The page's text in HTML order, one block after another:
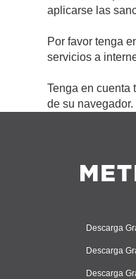
aplicarse las
Por favor tenga
servicios a
Tenga en cuenta
de su
Descarga
Descarga
Descarga